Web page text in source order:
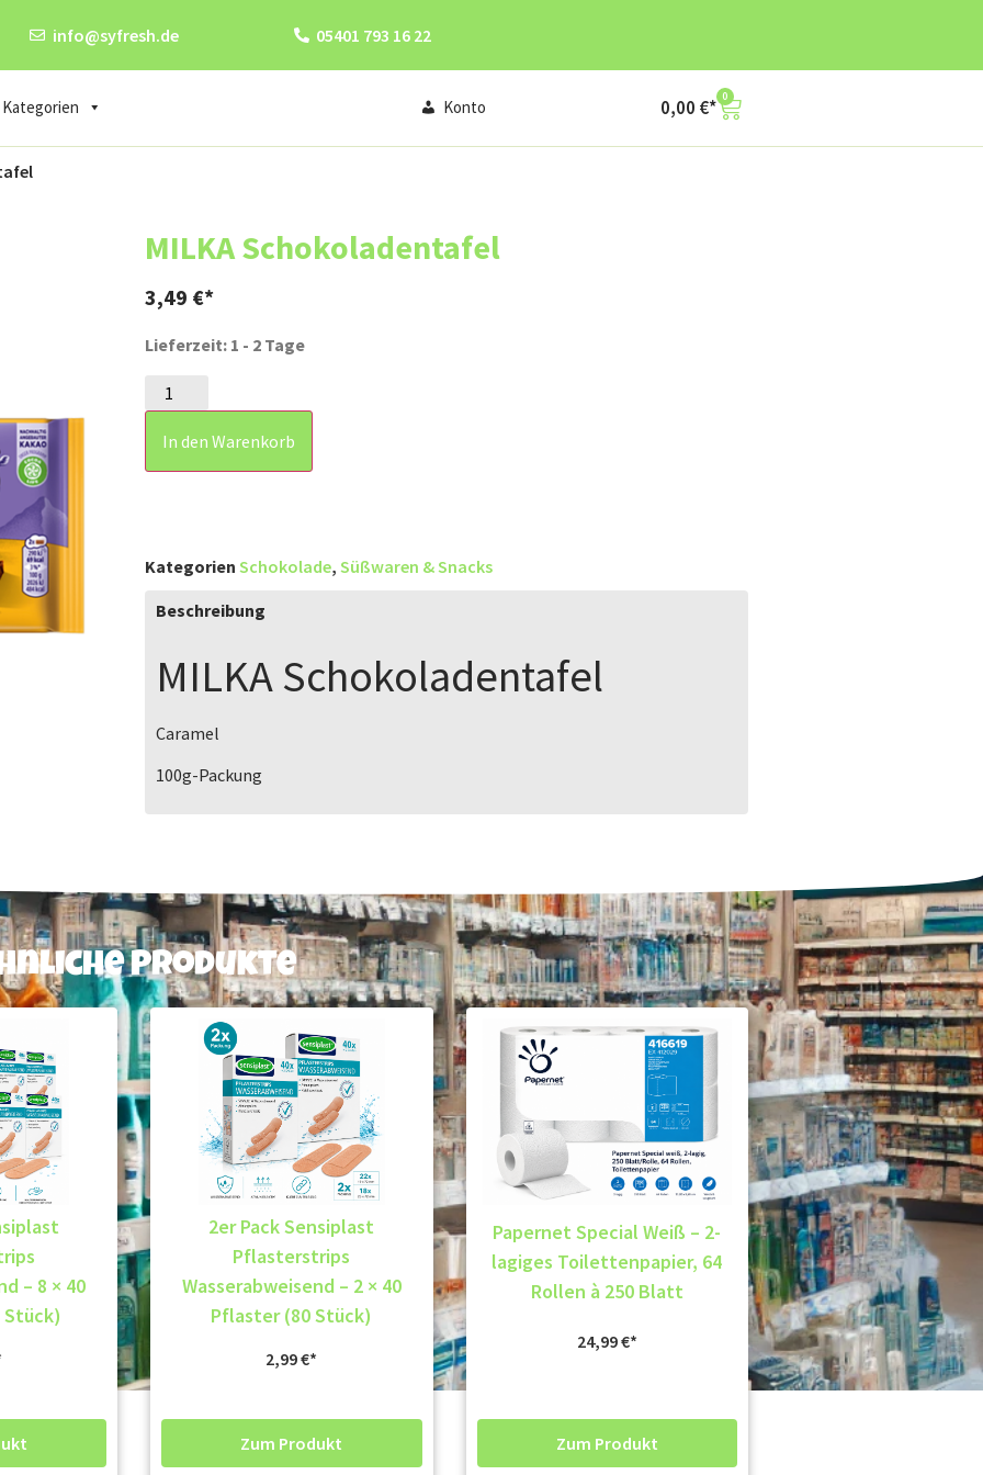
info@syfresh.de 05401 793 16 22
Kategorien Konto 0,00 € 0
MILKA Schokoladentafel
3,49 €
Lieferzeit: 1 - 2 Tage
In den Warenkorb
Kategorien Schokolade, Süßwaren & Snacks
Beschreibung
MILKA Schokoladentafel
Caramel
100g-Packung
Produkte
– 8 × 40
2er Pack Sensiplast
Pflasterstrips
Wasserabweisend – 2 × 40
Pflaster (80 Stück)
2,99€
Zum Produkt
Papernet Special Weiß – 2-
lagiges Toilettenpapier, 64
Rollen à 250 Blatt
24,99€
Zum Produkt